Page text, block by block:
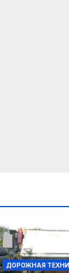
ДОРОЖНАЯ